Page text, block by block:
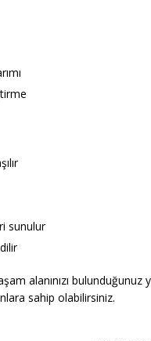
sunulur
alanınızı
sahip olabilirsiniz.